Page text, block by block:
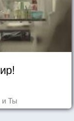
и Ты